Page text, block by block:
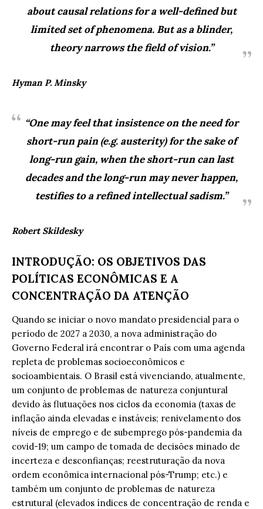
about causal relations for a well-defined but
limited set of phenomena. But as a blinder,
theory narrows the field of vision.”
Hyman P. Minsky
“One may feel that insistence on the need for
short-run pain (e.g. austerity) for the sake of
long-run gain, when the short-run can last
decades and the long-run may never happen,
testifies to a refined intellectual sadism.”
Robert Skildesky
INTRODUÇÃO: OS OBJETIVOS DAS
POLÍTICAS ECONÔMICAS E A
CONCENTRAÇÃO DA ATENÇÃO
Quando se iniciar o novo mandato presidencial para o
período de 2027 a 2030, a nova administração do
Governo Federal irá encontrar o País com uma agenda
repleta de problemas socioeconômicos e
socioambientais. O Brasil está vivenciando, atualmente,
um conjunto de problemas de natureza conjuntural
devido às flutuações nos ciclos da economia (taxas de
inflação ainda elevadas e instáveis; renivelamento dos
níveis de emprego e de subemprego pós-pandemia da
covid-19; um campo de tomada de decisões minado de
incerteza e desconfianças; reestruturação da nova
ordem econômica internacional pós-Trump; etc.) e
também um conjunto de problemas de natureza
estrutural (elevados índices de concentração de renda e